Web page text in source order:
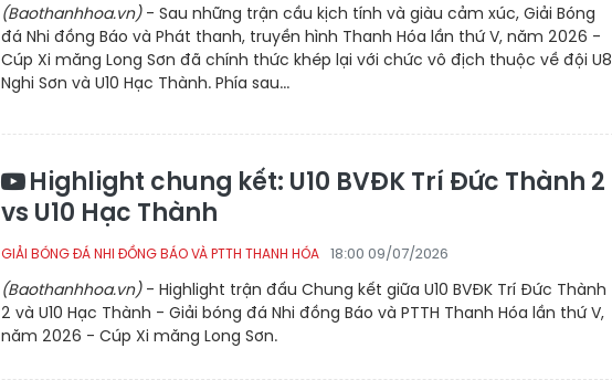
(Baothanhhoa.vn)- Sau những trận cầu kịch tính và giàu cảm xúc, Giải Bóng
đá Nhi đồng Báo và Phát thanh, truyền hình Thanh Hóa lần thứ V, năm 2026 -
Cúp Xi măng Long Sơn đã chính thức khép lại với chức vô địch thuộc về đội U8
Nghi Sơn và U10 Hạc Thành. Phía sau...
Highlight chung kết: U10 BVĐK Trí Đức Thành 2
vs U10 Hạc Thành
GIẢI BÓNG ĐÁ NHI ĐỒNG BÁO VÀ PTTH THANH HÓA 18:00 09/07/2026
(Baothanhhoa.vn)- Highlight trận đấu Chung kết giữa U10 BVĐK Trí Đức Thành
2 và U10 Hạc Thành - Giải bóng đá Nhi đồng Báo và PTTH Thanh Hóa lần thứ V,
năm 2026 - Cúp Xi măng Long Sơn.